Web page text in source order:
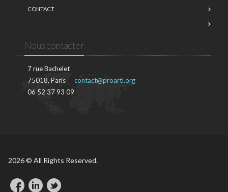
CONTACT
Nous contacter
7 rue Bachelet
75018, Paris
06 52 37 93 09
contact@proarti.org
2026 © All Rights Reserved.